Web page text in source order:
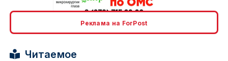
Реклама на ForPost
Читаемое